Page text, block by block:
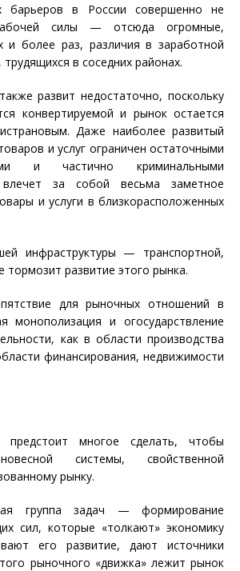
барьеров в России совершенно не
силы — отсюда огромные,
и более раз, различия в заработной
в соседних районах.
развит недостаточно, поскольку
конвертируемой и рынок остается
Даже наиболее развитый
и услуг ограничен остаточными
и частично криминальными
за собой весьма заметное
и услуги в близкорасположенных
инфраструктуры — транспортной,
тормозит развитие этого рынка.
для рыночных отношений в
монополизация и огосударствление
как в области производства
финансирования, недвижимости
многое сделать, чтобы
системы, свойственной
рынку.
группа задач — формирование
сил, которые «толкают» экономику
его развитие, дают источники
рыночного «движка» лежит рынок